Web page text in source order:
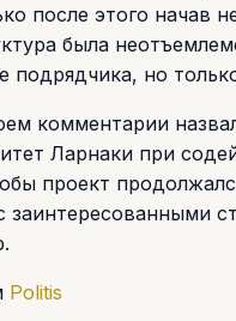
после этого начав
была
подрядчика, но
комментарии
Ларнаки при
проект
заинтересованными
Politis